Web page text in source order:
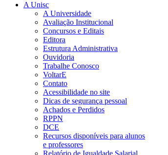
A Unisc
A Universidade
Avaliação Institucional
Concursos e Editais
Editora
Estrutura Administrativa
Ouvidoria
Trabalhe Conosco
VoltarE
Contato
Acessibilidade no site
Dicas de segurança pessoal
Achados e Perdidos
RPPN
DCE
Recursos disponíveis para alunos
e professores
Relatório de Igualdade Salarial